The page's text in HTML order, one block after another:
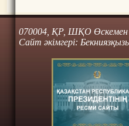
070004, ҚР, ШҚО Өскемен
Сайт әкімгері: